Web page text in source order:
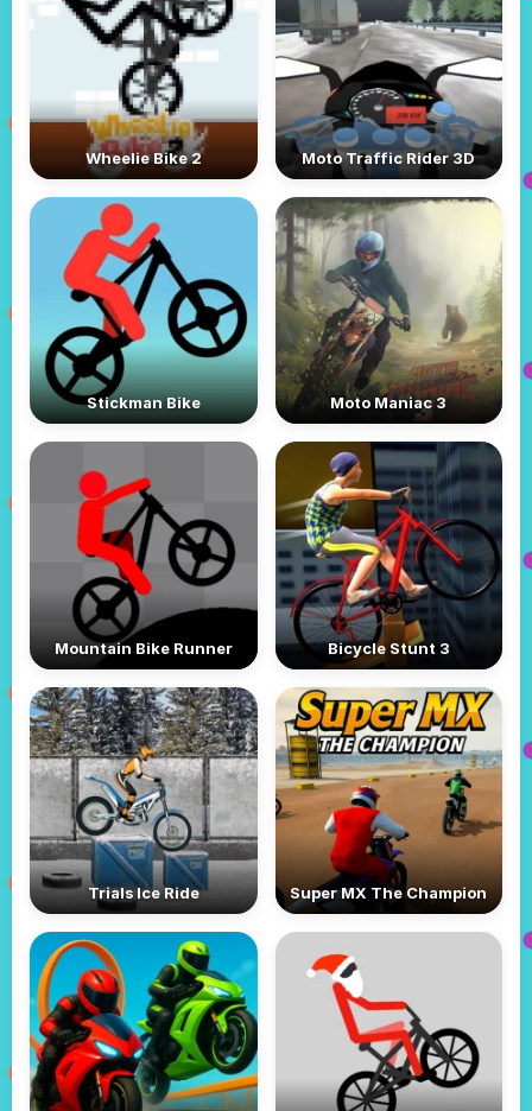
Moto Traffic Rider 3D
Wheelie Bike 2
Moto Maniac 3
Stickman Bike
Bicycle Stunt 3
Mountain Bike Runner
Super MX The Champion
Trials Ice Ride